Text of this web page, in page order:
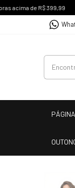
de R$ 399,99